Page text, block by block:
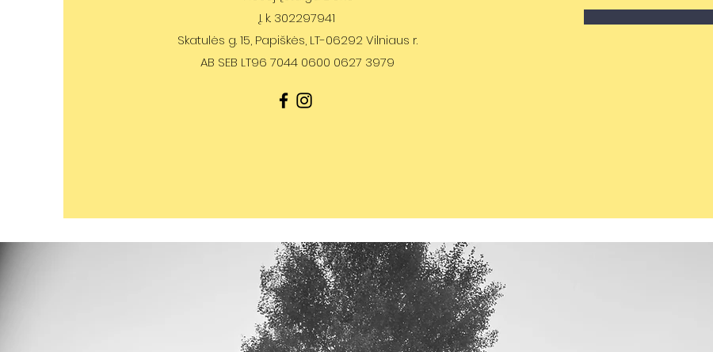
Į. k. 302297941
Skatulės g. 15, Papiškės, LT-06292 Vilniaus r.
AB SEB LT96 7044 0600 0627 3979